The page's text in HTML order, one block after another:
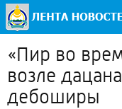
«Пир во
возле
дебоширы